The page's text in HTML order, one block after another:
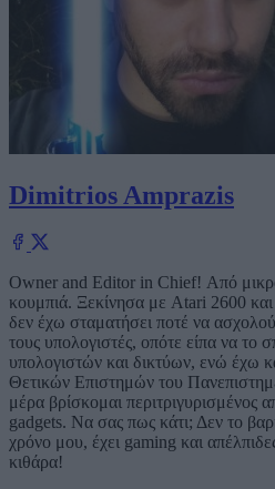
Dimitrios Amprazis
Owner and Editor in Chief! Από μικρό
κουμπιά. Ξεκίνησα με Atari 2600
δεν έχω σταματήσει ποτέ να
τους υπολογιστές, οπότε είπα να το
υπολογιστών και δικτύων, ενώ έχω
Θετικών Επιστημών του
μέρα βρίσκομαι περιτριγυρισμένος
gadgets. Να σας πως κάτι; Δεν το
χρόνο μου, έχει gaming και
κιθάρα!